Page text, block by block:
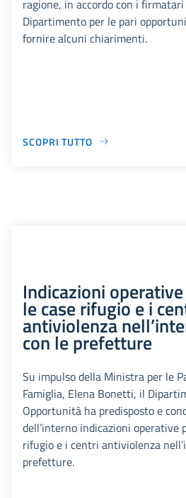
ragione, in accordo con i
Dipartimento per le pari
fornire alcuni chiarimenti.
SCOPRI TUTTO
Indicazioni
le case rifugio e i
antiviolenza
con le prefetture
Su impulso della Ministra per le
Famiglia, Elena Bonetti, il
Opportunità ha predisposto e
dell’interno indicazioni operative
rifugio e i centri antiviolenza
prefetture.